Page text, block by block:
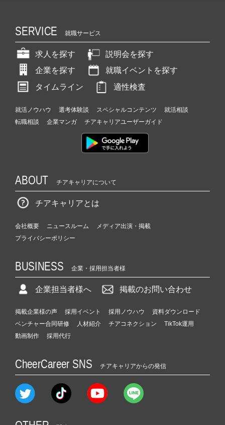
SERVICE 就職サービス
求人を探す
説明会を探す
企業を探す
就職イベントを探す
タイムライン
適性検査
就活ノウハウ 選考体験談 スペシャルコンテンツ
就活相談
転職相談
企業マンガ チアキャリアユーザーガイド
ABOUT チアキャリアについて
チアキャリアとは
会社概要 ニュースルーム
メディア出演・掲載
プライバシーポリシー
BUSINESS 企業・採用担当者様
企業担当者様へ 掲載のお問い合わせ
掲載企業様の声 採用イベント 採用ノウハウ
資料ダウンロード
ベンチャー合同研修
人材紹介 チアコネクション
TikTok運用
動画制作
採用代行
CheerCareer SNS チアキャリアからの発信